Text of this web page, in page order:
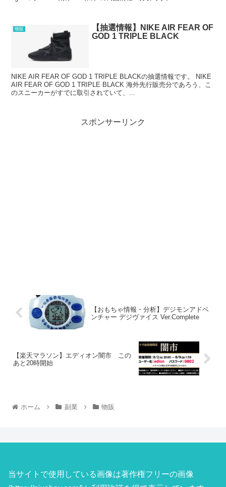
物販
【抽選情報】NIKE AIR FEAR OF
GOD 1 TRIPLE BLACK
NIKE AIR FEAR OF GOD 1 TRIPLE BLACKの抽選情報です。 NIKE
AIR FEAR OF GOD 1 TRIPLE BLACK 海外先行販売分であろう、こ
のスニーカーがすでに取引されていて、...
スポンサーリンク
【おもちゃ情報・分析】デジモンアドベ
ンチャー デジヴァイス Ver.Complete
【楽天マラソン】エディオン闇市 この
あと20時開始
ホーム 副業 物販
当サイトで使用している画像は著作権フリーの画像